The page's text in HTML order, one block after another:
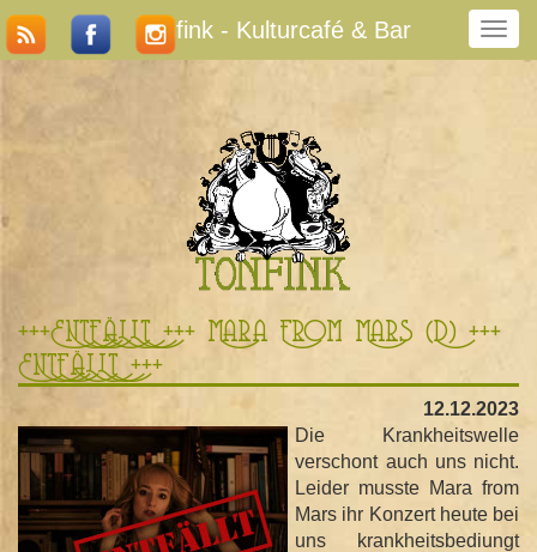
N
a
m
h
a
l
t
e
n
Tonfink - Kulturcafé & Bar
+++ENTFÄLLT +++ Mara From Mars (D) +++
ENTFÄLLT +++
12.12.2023
Die Krankheitswelle
verschont auch uns nicht.
Leider musste Mara from
Mars ihr Konzert heute bei
uns krankheitsbediungt